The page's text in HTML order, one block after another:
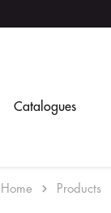
Catalogues
Home Products